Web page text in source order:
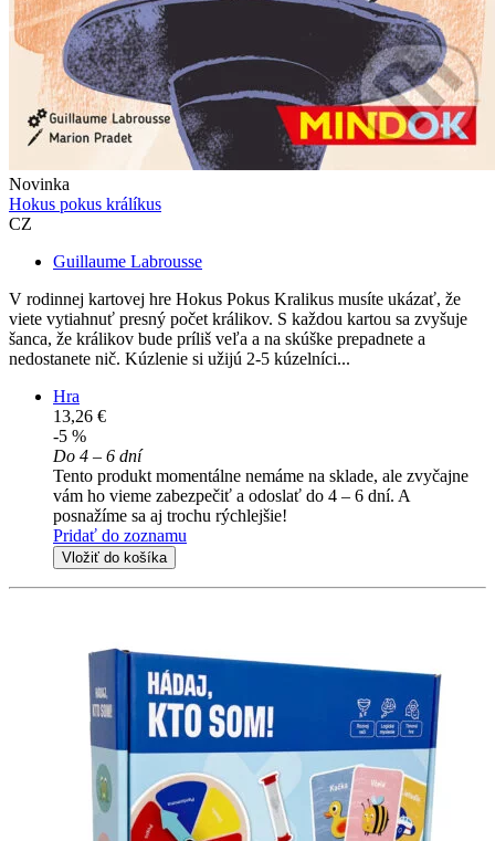
Novinka
Hokus pokus králíkus
CZ
Guillaume Labrousse
V rodinnej kartovej hre Hokus Pokus Kralikus musíte ukázať, že
viete vytiahnuť presný počet králikov. S každou kartou sa zvyšuje
šanca, že králikov bude príliš veľa a na skúške prepadnete a
nedostanete nič. Kúzlenie si užijú 2-5 kúzelníci...
Hra
13,26 €
-5 %
Do 4 – 6 dní
Tento produkt momentálne nemáme na sklade, ale zvyčajne
vám ho vieme zabezpečiť a odoslať do 4 – 6 dní. A
posnažíme sa aj trochu rýchlejšie!
Pridať do zoznamu
Vložiť do košíka